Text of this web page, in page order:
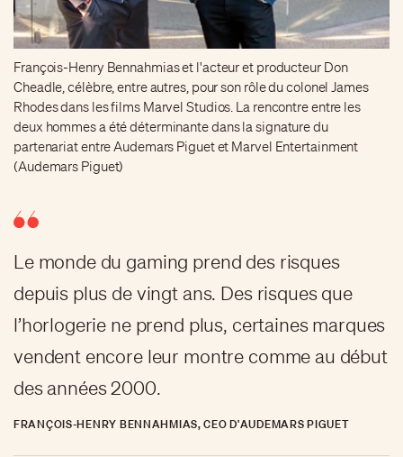
François-Henry Bennahmias et l'acteur et producteur Don
Cheadle, célèbre, entre autres, pour son rôle du colonel James
Rhodes dans les films Marvel Studios. La rencontre entre les
deux hommes a été déterminante dans la signature du
partenariat entre Audemars Piguet et Marvel Entertainment
(Audemars Piguet)
Le monde du gaming prend des risques
depuis plus de vingt ans. Des risques que
l’horlogerie ne prend plus, certaines marques
vendent encore leur montre comme au début
des années 2000.
FRANÇOIS-HENRY BENNAHMIAS, CEO D'AUDEMARS PIGUET